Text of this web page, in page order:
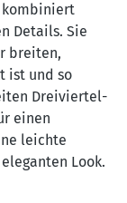
kombiniert
Details. Sie
breiten,
ist und so
Dreiviertel-
einen
leichte
Look.